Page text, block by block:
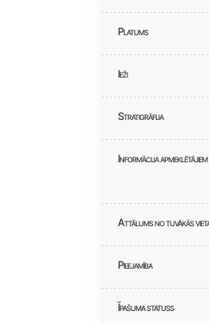
Platums
Ieži
Stratigrāfija
Informācija apmeklētājiem
Attālums no tuvākās
Pieejamība
Īpašuma statuss